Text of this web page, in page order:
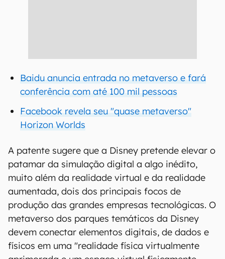
Baidu anuncia entrada no metaverso e fará
conferência com até 100 mil pessoas
Facebook revela seu "quase metaverso"
Horizon Worlds
A patente sugere que a Disney pretende elevar o
patamar da simulação digital a algo inédito,
muito além da realidade virtual e da realidade
aumentada, dois dos principais focos de
produção das grandes empresas tecnológicas. O
metaverso dos parques temáticos da Disney
devem conectar elementos digitais, de dados e
físicos em uma "realidade física virtualmente